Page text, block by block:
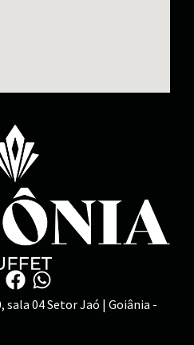
sala 04 Setor Jaó | Goiânia -